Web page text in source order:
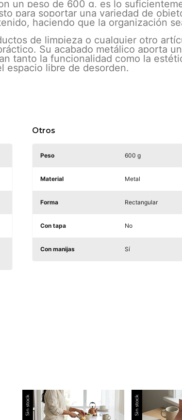
un peso de 600 g, es lo
para soportar una variedad de
haciendo que la organización
de limpieza o cualquier otro
Su acabado metálico aporta
tanto la funcionalidad como la
espacio libre de desorden.
Otros
Peso 600 g
Material Metal
Forma Rectangular
Con tapa No
Con manijas Sí
Sin stock Sin stock